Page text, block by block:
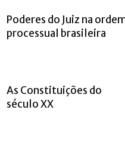
Poderes do Juiz na
processual brasileira
As Constituições do
século XX